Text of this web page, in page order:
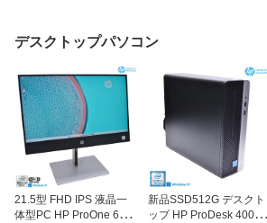
デスクトップパソコン
21.5型 FHD IPS 液晶一
体型PC HP ProOne 600
新品SSD512G デスクト
ップ HP ProDesk 400 G